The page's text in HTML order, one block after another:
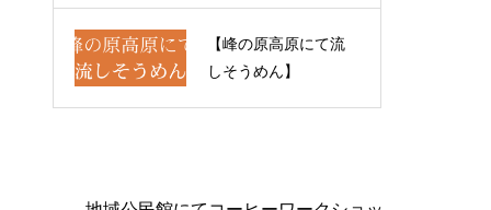
【峰の原高原にて流
しそうめん】